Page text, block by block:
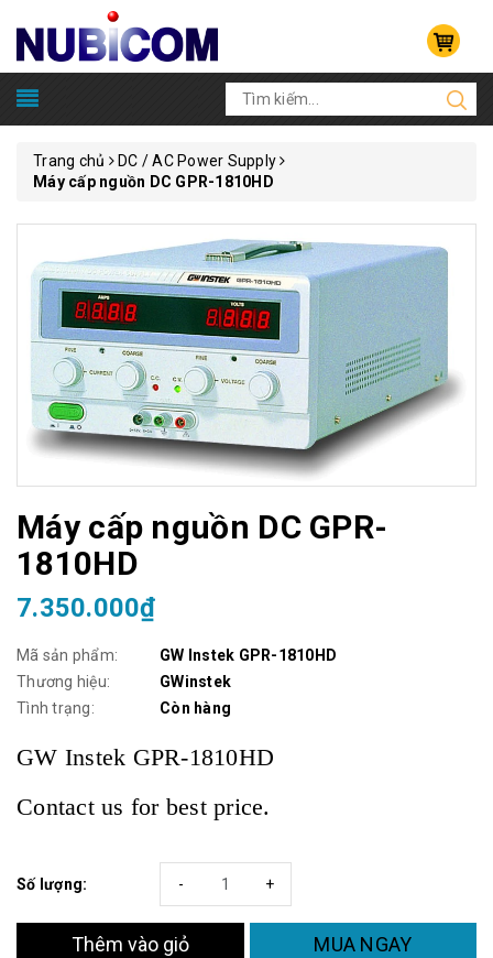
Trang chủ
DC / AC Power Supply
Máy cấp nguồn DC GPR-1810HD
Máy cấp nguồn DC GPR-
1810HD
7.350.000₫
Mã sản phẩm:
GW Instek GPR-1810HD
Thương hiệu:
GWinstek
Tình trạng:
Còn hàng
GW Instek GPR-1810HD
Contact us for best price.
Số lượng: +
-
Thêm vào giỏ MUA NGAY